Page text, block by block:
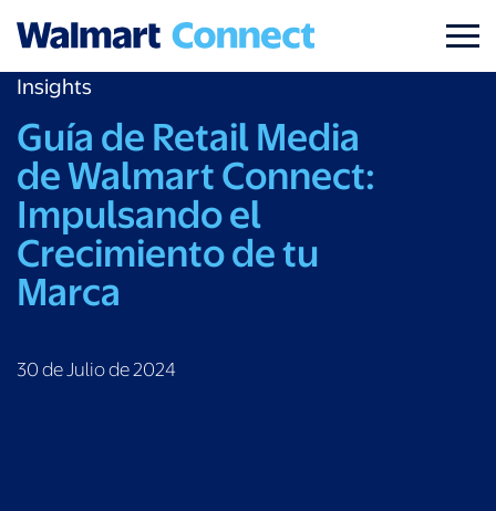
Insights
Guía de Retail Media
de Walmart Connect:
Impulsando el
Crecimiento de tu
Marca
30 de Julio de 2024